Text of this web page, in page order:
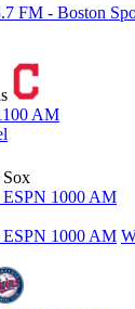
FM - Boston
AM
1000 AM
1000 AM